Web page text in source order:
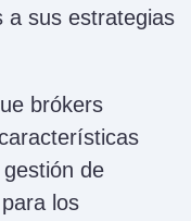
a sus estrategias
brókers
de
los